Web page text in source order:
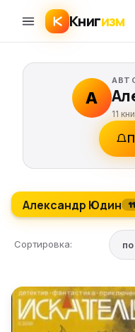
Книгизм
А
11
Александр Юдин
Сортировка: